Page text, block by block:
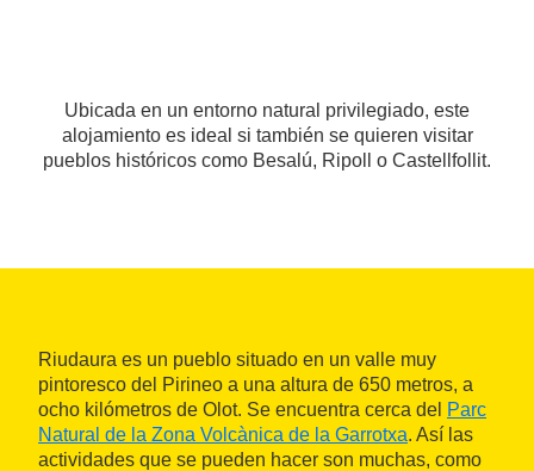
Ubicada en un entorno natural privilegiado, este
alojamiento es ideal si también se quieren visitar
pueblos históricos como Besalú, Ripoll o Castellfollit.
Riudaura es un pueblo situado en un valle muy
pintoresco del Pirineo a una altura de 650 metros, a
ocho kilómetros de Olot. Se encuentra cerca del Parc
Natural de la Zona Volcànica de la Garrotxa. Así las
actividades que se pueden hacer son muchas, como